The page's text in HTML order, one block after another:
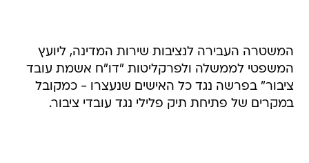
המשטרה העבירה לנציבות שירות המדינה, ליועץ
המשפטי לממשלה ולפרקליטות "דו"ח אשמת עובד
ציבור" בפרשה נגד כל האישים שנעצרו - כמקובל
במקרים של פתיחת תיק פלילי נגד עובדי ציבור.